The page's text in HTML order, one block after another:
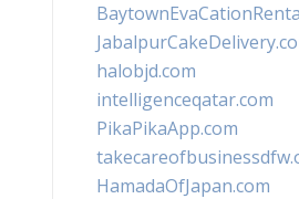
halobjd.com
intelligenceqatar.com
PikaPikaApp.com
HamadaOfJapan.com